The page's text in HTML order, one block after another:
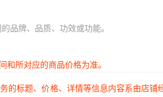
品牌、品质、功效或功能。
所对应的商品价格为准。
标题、价格、详情等信息内容系由店